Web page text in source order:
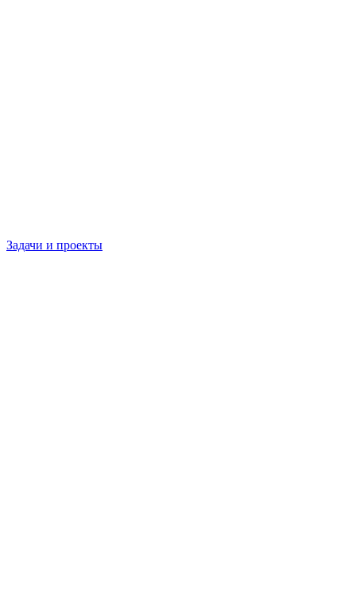
Задачи и проекты